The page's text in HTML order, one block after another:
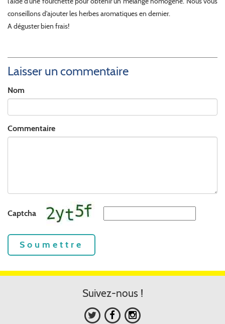
conseillons d'ajouter les herbes aromatiques en dernier.
A déguster bien frais!
Laisser un commentaire
Nom
Commentaire
Captcha
Soumettre
Suivez-nous !